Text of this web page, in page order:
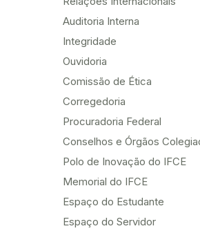
Auditoria Interna
Integridade
Ouvidoria
Comissão de Ética
Corregedoria
Procuradoria Federal
Conselhos e Órgãos
Polo de Inovação do IFCE
Memorial do IFCE
Espaço do Estudante
Espaço do Servidor